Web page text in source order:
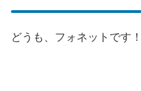
どうも、フォネットです！